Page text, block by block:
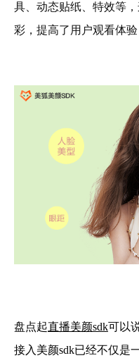
具、动态贴纸、特效等
彩，提高了用户观看体验
盘点起直播美颜sdk可以
接入美颜sdk已经不仅是